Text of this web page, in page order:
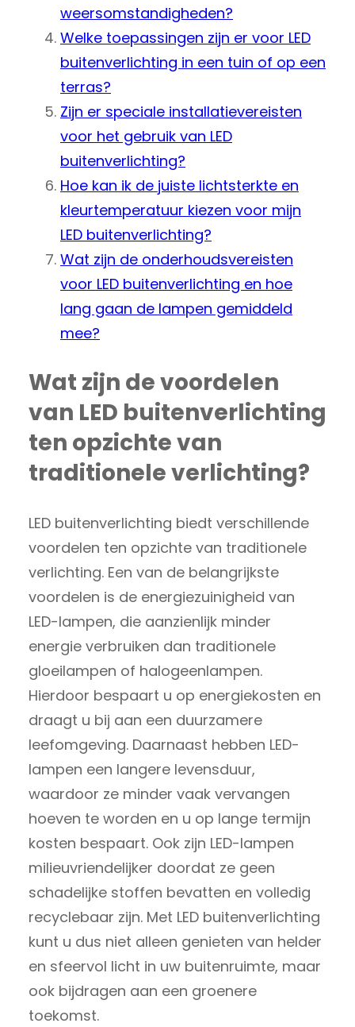
weersomstandigheden?
Welke toepassingen zijn er voor LED
buitenverlichting in een tuin of op een
terras?
Zijn er speciale installatievereisten
voor het gebruik van LED
buitenverlichting?
Hoe kan ik de juiste lichtsterkte en
kleurtemperatuur kiezen voor mijn
LED buitenverlichting?
Wat zijn de onderhoudsvereisten
voor LED buitenverlichting en hoe
lang gaan de lampen gemiddeld
mee?
Wat zijn de voordelen
van LED buitenverlichting
ten opzichte van
traditionele verlichting?
LED buitenverlichting biedt verschillende
voordelen ten opzichte van traditionele
verlichting. Een van de belangrijkste
voordelen is de energiezuinigheid van
LED-lampen, die aanzienlijk minder
energie verbruiken dan traditionele
gloeilampen of halogeenlampen.
Hierdoor bespaart u op energiekosten en
draagt u bij aan een duurzamere
leefomgeving. Daarnaast hebben LED-
lampen een langere levensduur,
waardoor ze minder vaak vervangen
hoeven te worden en u op lange termijn
kosten bespaart. Ook zijn LED-lampen
milieuvriendelijker doordat ze geen
schadelijke stoffen bevatten en volledig
recyclebaar zijn. Met LED buitenverlichting
kunt u dus niet alleen genieten van helder
en sfeervol licht in uw buitenruimte, maar
ook bijdragen aan een groenere
toekomst.